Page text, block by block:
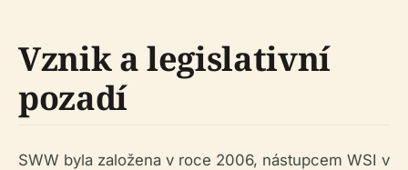
Vznik a legislativní
pozadí
SWW byla založena v roce 2006, nástupcem WSI v